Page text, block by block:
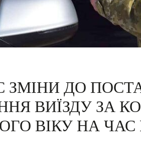
ЗМІНИ ДО
ВИЇЗДУ ЗА
ВІКУ НА